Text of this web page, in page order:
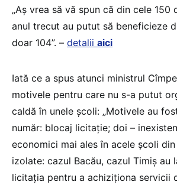
„Aș vrea să vă spun că din cele 150
anul trecut au putut să beneficieze
doar 104”. – detalii aici
Iată ce a spus atunci ministrul
motivele pentru care nu s-a putut
caldă în unele școli: „Motivele au
număr: blocaj licitație; doi –
economici mai ales în acele școli
izolate: cazul Bacău, cazul Timiș au
licitația pentru a achiziționa servicii